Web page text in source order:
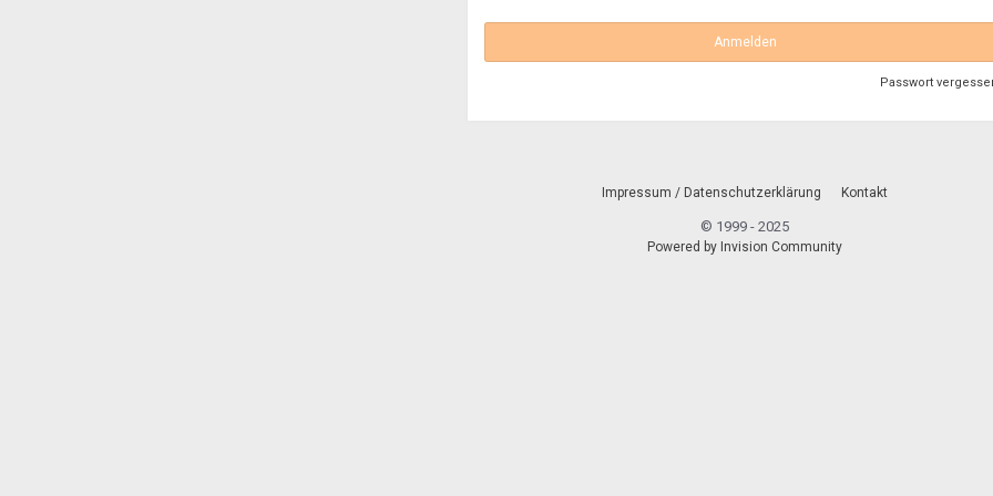
Anmelden
Passwort
Impressum / Datenschutzerklärung Kontakt
© 1999 - 2025
Powered by Invision Community